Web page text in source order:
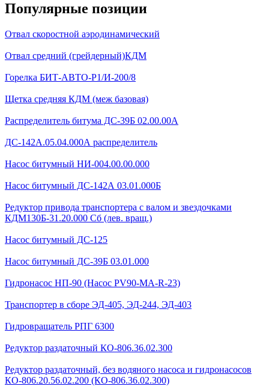
Популярные позиции
Отвал скоростной аэродинамический
Отвал средний (грейдерный)КДМ
Горелка БИТ-АВТО-Р1/И-200/8
Щетка средняя КДМ (меж базовая)
Распределитель битума ДС-39Б 02.00.00А
ДС-142А.05.04.000А распределитель
Насос битумный НИ-004.00.00.000
Насос битумный ДС-142А 03.01.000Б
Редуктор привода транспортера с валом и звездочками
КДМ130Б-31.20.000 Сб (лев. вращ.)
Насос битумный ДС-125
Насос битумный ДС-39Б 03.01.000
Гидронасос НП-90 (Насос PV90-MA-R-23)
Транспортер в сборе ЭД-405, ЭД-244, ЭД-403
Гидровращатель РПГ 6300
Редуктор раздаточный КО-806.36.02.300
Редуктор раздаточный, без водяного насоса и гидронасосов
КО-806.20.56.02.200 (КО-806.36.02.300)